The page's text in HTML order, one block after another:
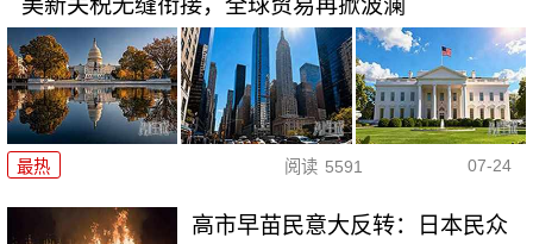
最热 阅读 5591 07-24
高市早苗民意大反转：日本民众